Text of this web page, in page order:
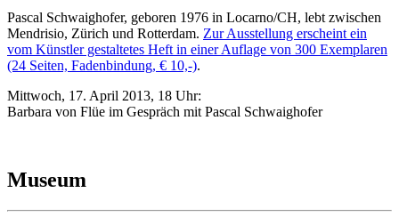
Pascal Schwaighofer, geboren 1976 in Locarno/CH, lebt zwischen
Mendrisio, Zürich und Rotterdam. Zur Ausstellung erscheint ein
vom Künstler gestaltetes Heft in einer Auflage von 300 Exemplaren
(24 Seiten, Fadenbindung, € 10,-).
Mittwoch, 17. April 2013, 18 Uhr:
Barbara von Flüe im Gespräch mit Pascal Schwaighofer
Museum